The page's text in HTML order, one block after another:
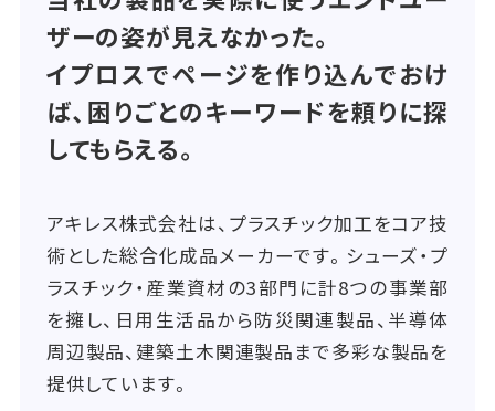
ザーの姿が見えなかった。
イプロスでページを作り込んでおけ
ば、困りごとのキーワードを頼りに探
してもらえる。
アキレス株式会社は、プラスチック加工をコア技
術とした総合化成品メーカーです。シューズ・プ
ラスチック・産業資材の3部門に計8つの事業部
を擁し、日用生活品から防災関連製品、半導体
周辺製品、建築土木関連製品まで多彩な製品を
提供しています。